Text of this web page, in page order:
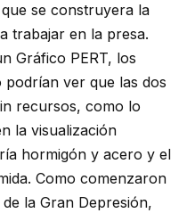
se construyera la
trabajar en la presa.
Gráfico PERT, los
ver que las dos
recursos, como lo
la visualización
hormigón y acero y el
Como comenzaron
la Gran Depresión,